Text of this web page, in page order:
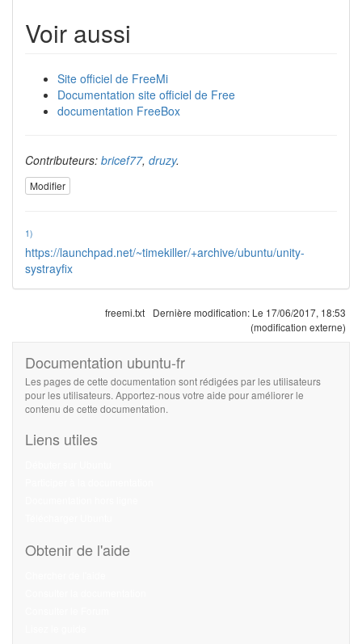
Voir aussi
Site officiel de FreeMi
Documentation site officiel de Free
documentation FreeBox
Contributeurs: bricef77, druzy.
Modifier
1)
https://launchpad.net/~timekiller/+archive/ubuntu/unity-
systrayfix
freemi.txt Dernière modification: Le 17/06/2017, 18:53
(modification externe)
Documentation ubuntu-fr
Les pages de cette documentation sont rédigées par les utilisateurs
pour les utilisateurs. Apportez-nous votre aide pour améliorer le
contenu de cette documentation.
Liens utiles
Obtenir de l'aide